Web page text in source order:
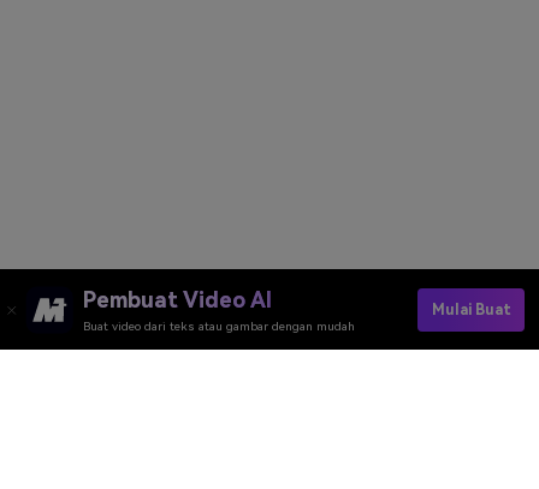
Pembuat Video AI
Buat video dari teks atau gambar dengan mudah
Mulai Buat